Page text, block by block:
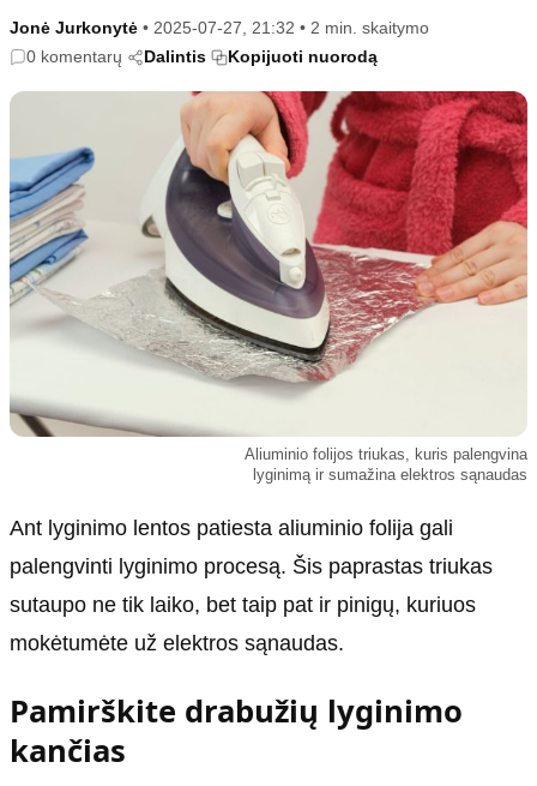
Populiaru
Sveikata ir grožis
Karjera
Psichologinė sveikata
Tvari mada
Informacija
Klaidų taisymo politika
Naudojimo sąlygos
Privatumo politika
Reklamos politika
Slapukų politika
Redakcija
Autoriai
Dirbtinis intelektas
Jonė Jurkonytė • 2025-07-27, 21:32 • 2 min. skaitymo
0 komentarų
Dalintis Kopijuoti nuorodą
Aliuminio folijos triukas, kuris palengvina
lyginimą ir sumažina elektros sąnaudas
Ant lyginimo lentos patiesta aliuminio folija gali
palengvinti lyginimo procesą. Šis paprastas triukas
sutaupo ne tik laiko, bet taip pat ir pinigų, kuriuos
mokėtumėte už elektros sąnaudas.
Pamirškite drabužių lyginimo
kančias